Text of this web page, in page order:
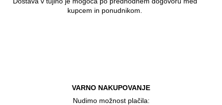
kupcem in ponudnikom.
VARNO NAKUPOVANJE
Nudimo možnost plačila: